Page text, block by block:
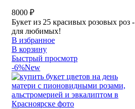
8000 ₽
Букет из 25 красивых розовых роз -
для любимых!
В избранное
В корзину
Быстрый просмотр
-6%New